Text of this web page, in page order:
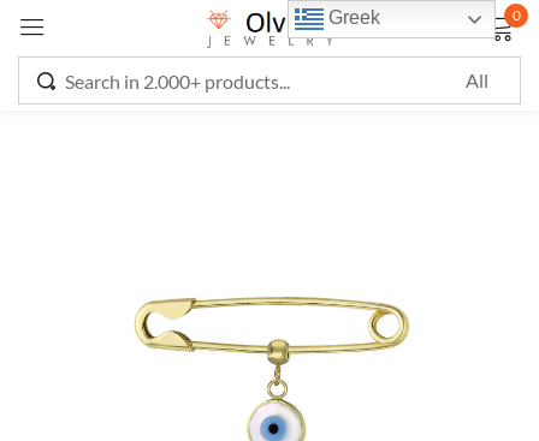
0
Greek
Sign in
LOG IN
CREATE AN ACCOUNT